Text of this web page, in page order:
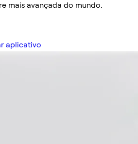
mais avançada do mundo.
aplicativo